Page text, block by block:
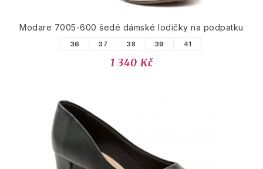
Modare 7005-600 šedé dámské lodičky na podpatku
36 37 38 39 41
1 340 Kč